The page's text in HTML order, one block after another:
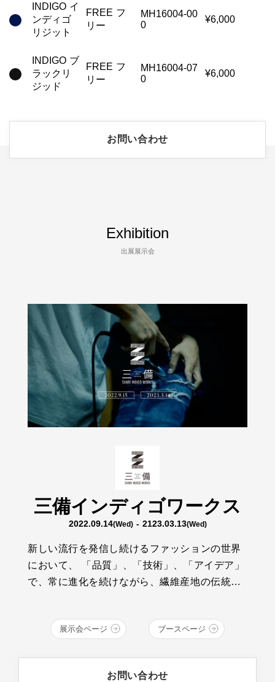
INDIGO イ
ンディゴ
リジット
FREE フ
リー
MH16004-00
0
¥6,000
INDIGO ブ
ラックリ
ジッド
FREE フ
リー
MH16004-07
0
¥6,000
お問い合わせ
Exhibition
出展展示会
三備インディゴワークス
2022.09.14(Wed)- 2123.03.13(Wed)
新しい流行を発信し続けるファッションの世界
において、 「品質」、「技術」、「アイデア」
で、常に進化を続けながら、繊維産地の伝統と
BLUEの中で輝いています。 デニム・繊維の産
展示会ページ ブースページ
お問い合わせ